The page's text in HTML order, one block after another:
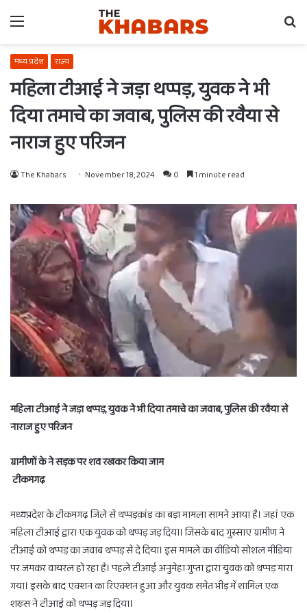
Menu
मध्य प्रदेश राज्य
महिला टीआई ने जड़ा थप्पड़, युवक ने भी
दिया तमाचे का जवाब, पुलिस की रवैया से
नाराज हुए परिजन
The Khabars November 18, 2024 0 1 minute read
महिला टीआई ने जड़ा थप्पड़, युवक ने भी दिया तमाचे का जवाब, पुलिस की रवैया से
नाराज हुए परिजन
ग्रामीणों के ने सड़क पर शव रखकर किया जाम
टीकमगढ़
मध्यप्रदेश के टीकमगढ़ जिले से थप्पड़कांड का बड़ा मामला सामने आया है। जहां एक
महिला टीआई द्वारा एक युवक को थप्पड़ जड़ दिया। जिसके बाद गुस्साए ग्रामीण ने
टीआई को थप्पड़ का जवाब थप्पड़ से दे दिया। इस मामले का वीडियो सोशल मीडिया
पर जमकर वायरल हो रहा है। पहले टीआई अनुमेहा गुप्ता द्वारा युवक को थप्पड़ मारा
गया। इसके बाद एक्शन का रिएक्शन हुआ और युवक समेत भीड़ में शामिल एक
शख्स ने टीआई को थप्पड़ जड़ दिया।